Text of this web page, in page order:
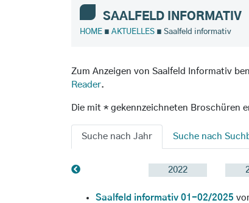
SAALFELD INFORMATIV
HOME ∎ AKTUELLES ∎ Saalfeld informativ
Zum Anzeigen von Saalfeld Informativ
Reader.
Die mit * gekennzeichneten Broschüren
Suche nach Jahr Suche nach
2022
Saalfeld informativ 01-02/2025